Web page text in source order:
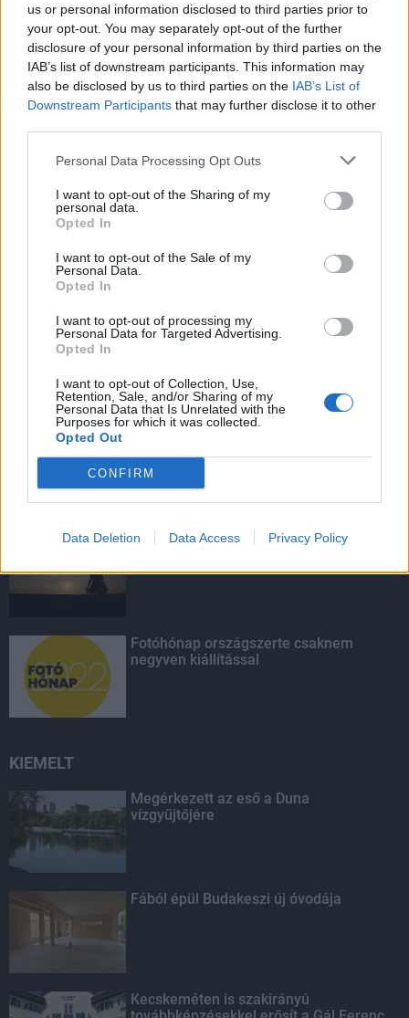
us or personal information disclosed to third parties prior to
your opt-out. You may separately opt-out of the further
disclosure of your personal information by third parties on the
IAB’s list of downstream participants. This information may
also be disclosed by us to third parties on the IAB’s List of
Downstream Participants that may further disclose it to other
Personal Data Processing Opt Outs
I want to opt-out of the Sharing of my
personal data.
Opted In
I want to opt-out of the Sale of my
Personal Data.
Opted In
I want to opt-out of processing my
Personal Data for Targeted Advertising.
Opted In
I want to opt-out of Collection, Use,
Retention, Sale, and/or Sharing of my
Personal Data that Is Unrelated with the
Purposes for which it was collected.
Opted Out
CONFIRM
Data Deletion Data Access Privacy Policy
Pest megye
Fából épül Budakeszi új óvodája
HIRDETÉS
HIRDETÉS
HIRDETÉS
LEGOLVASOTTABB
Tizenöt hegedűkészítő-mester mutatja
be munkáját Budán
Amire többmillióan vártunk: szombattól
Fotóhónap országszerte csaknem
negyven kiállítással
KIEMELT
Megérkezett az eső a Duna
vízgyűjtőjére
Fából épül Budakeszi új óvodája
Kecskeméten is szakirányú